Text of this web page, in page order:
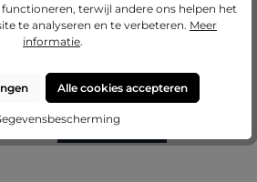
5 van 5 sterren
Varianten van€ 11,60
€ 48,45
Nu configureren
terwijl andere ons helpen het
te analyseren en te verbeteren. Meer
informatie.
Alle cookies accepteren